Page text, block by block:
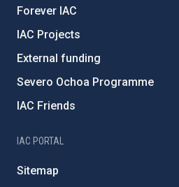
Forever IAC
IAC Projects
External funding
Severo Ochoa Programme
IAC Friends
IAC PORTAL
Sitemap